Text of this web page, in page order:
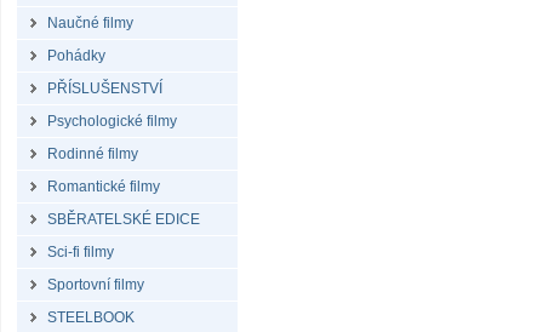
Naučné filmy
Pohádky
PŘÍSLUŠENSTVÍ
Psychologické filmy
Rodinné filmy
Romantické filmy
SBĚRATELSKÉ EDICE
Sci-fi filmy
Sportovní filmy
STEELBOOK